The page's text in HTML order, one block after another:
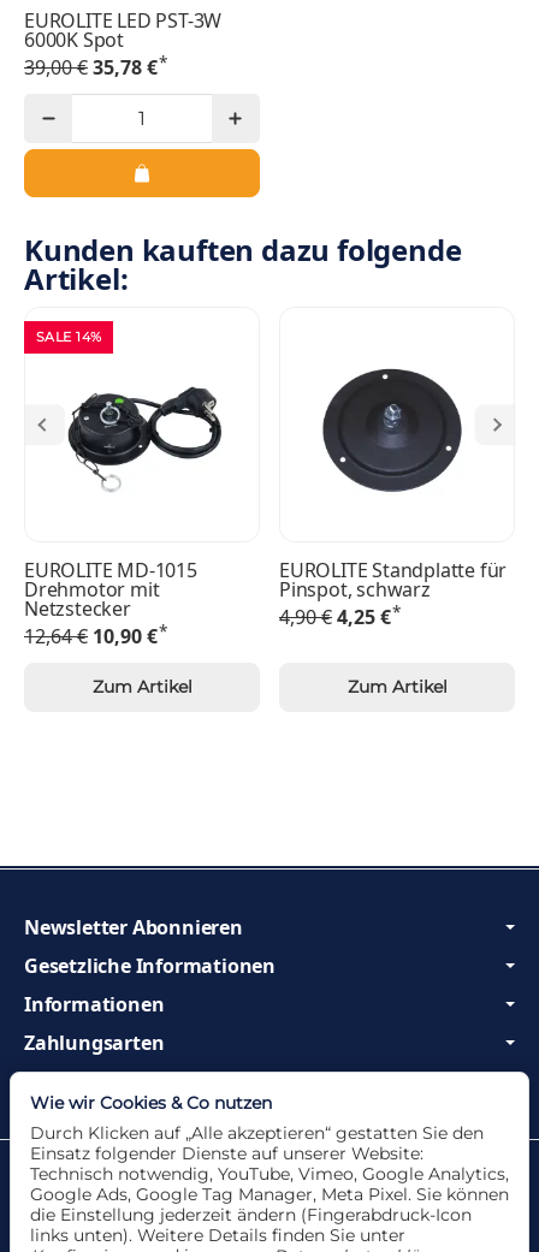
EUROLITE LED PST-3W
6000K Spot
39,00 €35,78 €*
Kunden kauften dazu folgende
Artikel:
SALE 14%
EUROLITE MD-1015
Drehmotor mit
Netzstecker
12,64 € 10,90 €*
Zum Artikel
EUROLITE Standplatte für
Pinspot, schwarz
4,90 €4,25 €*
Zum Artikel
Gesetzliche Informationen
Informationen
Zahlungsarten
Wir sind Profis und beraten Sie gerne!
Newsletter Abonnieren
Datenschutzerklärung•Impressum
Wie wir Cookies & Co nutzen
Durch Klicken auf „Alle akzeptieren“ gestatten Sie den
Einsatz folgender Dienste auf unserer Website:
Technisch notwendig, YouTube, Vimeo, Google Analytics,
Google Ads, Google Tag Manager, Meta Pixel. Sie können
die Einstellung jederzeit ändern (Fingerabdruck-Icon
links unten). Weitere Details finden Sie unter